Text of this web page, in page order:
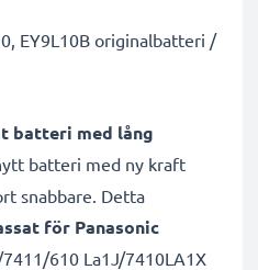
EY9L10B originalbatteri /
batteri med lång
batteri med ny kraft
snabbare. Detta
för Panasonic
610 La1J/7410LA1X